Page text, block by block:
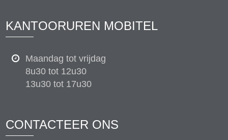
KANTOORUREN MOBITEL
Maandag tot vrijdag
8u30 tot 12u30
13u30 tot 17u30
CONTACTEER ONS